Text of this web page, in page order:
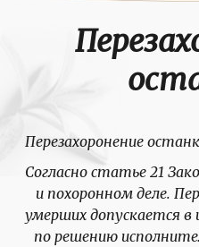
Перезахоронение
Согласно статье 21
и похоронном деле.
умерших допускается в
по решению